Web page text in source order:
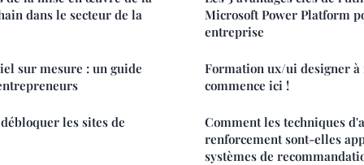
dans le secteur de la
sur mesure : un guide
les sites de
Microsoft Power Platform
entreprise
Formation ux/ui designer
commence ici !
Comment les techniques
renforcement sont-elles
systèmes de